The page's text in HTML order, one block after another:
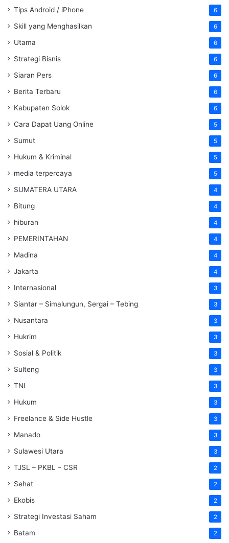
Tips Android / iPhone 6
Skill yang Menghasilkan 6
Utama 6
Strategi Bisnis 6
Siaran Pers 6
Berita Terbaru 6
Kabupaten Solok 6
Cara Dapat Uang Online 5
Sumut 5
Hukum & Kriminal 5
media terpercaya 5
SUMATERA UTARA 4
Bitung 4
hiburan 4
PEMERINTAHAN 4
Madina 4
Jakarta 4
Internasional 3
Siantar – Simalungun, Sergai – Tebing 3
Nusantara 3
Hukrim 3
Sosial & Politik 3
Sulteng 3
TNI 3
Hukum 3
Freelance & Side Hustle 3
Manado 3
Sulawesi Utara 3
TJSL – PKBL – CSR 2
Sehat 2
Ekobis 2
Strategi Investasi Saham 2
Batam 2